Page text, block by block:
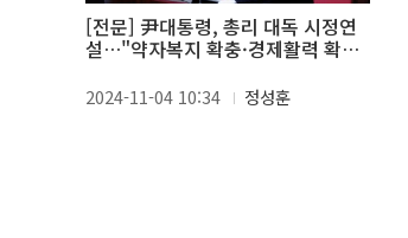
[전문] 尹대통령, 총리 대독 시정연
설…"약자복지 확충·경제활력 확산
2024-11-04 10:34 정성훈